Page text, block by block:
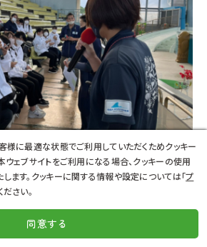
場！！
ざいました。
LINE
様に最適な状態でご利用していただくためクッキー
ウェブサイトをご利用になる場合、クッキーの使用
ます。クッキーに関する情報や設定については「プ
ださい。
同意する